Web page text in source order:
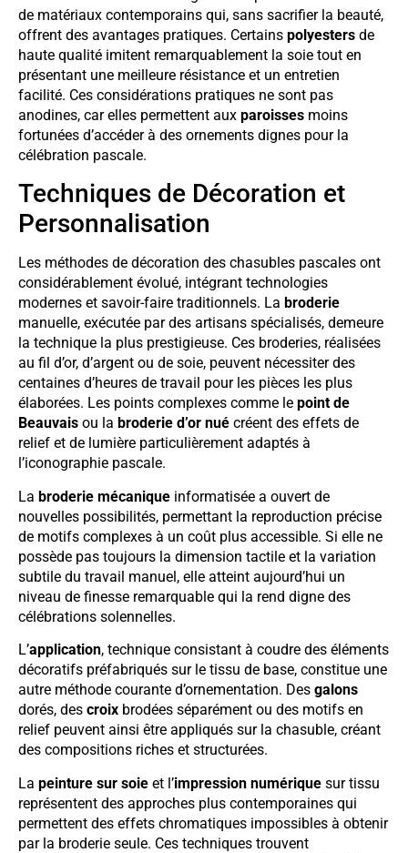
de matériaux contemporains qui, sans sacrifier la beauté,
offrent des avantages pratiques. Certains polyesters de
haute qualité imitent remarquablement la soie tout en
présentant une meilleure résistance et un entretien
facilité. Ces considérations pratiques ne sont pas
anodines, car elles permettent aux paroisses moins
fortunées d’accéder à des ornements dignes pour la
célébration pascale.
Techniques de Décoration et
Personnalisation
Les méthodes de décoration des chasubles pascales ont
considérablement évolué, intégrant technologies
modernes et savoir-faire traditionnels. La broderie
manuelle, exécutée par des artisans spécialisés, demeure
la technique la plus prestigieuse. Ces broderies, réalisées
au fil d’or, d’argent ou de soie, peuvent nécessiter des
centaines d’heures de travail pour les pièces les plus
élaborées. Les points complexes comme le point de
Beauvais ou la broderie d’or nué créent des effets de
relief et de lumière particulièrement adaptés à
l’iconographie pascale.
La broderie mécanique informatisée a ouvert de
nouvelles possibilités, permettant la reproduction précise
de motifs complexes à un coût plus accessible. Si elle ne
possède pas toujours la dimension tactile et la variation
subtile du travail manuel, elle atteint aujourd’hui un
niveau de finesse remarquable qui la rend digne des
célébrations solennelles.
L’application, technique consistant à coudre des éléments
décoratifs préfabriqués sur le tissu de base, constitue une
autre méthode courante d’ornementation. Des galons
dorés, des croix brodées séparément ou des motifs en
relief peuvent ainsi être appliqués sur la chasuble, créant
des compositions riches et structurées.
La peinture sur soie et l’impression numérique sur tissu
représentent des approches plus contemporaines qui
permettent des effets chromatiques impossibles à obtenir
par la broderie seule. Ces techniques trouvent